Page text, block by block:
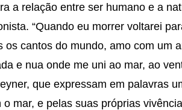
a relação entre ser humano e a
“Quando eu morrer voltarei
os cantos do mundo, amo com um
e nua onde me uni ao mar, ao
que expressam em palavras
mar, e pelas suas próprias